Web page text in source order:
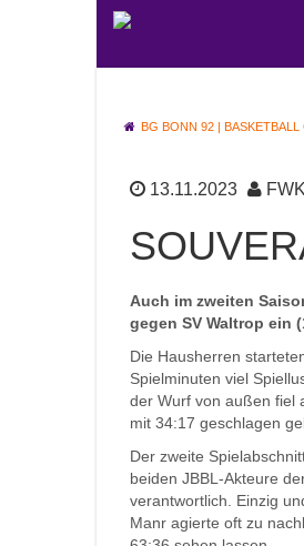
BG BONN 92 |
13.11.2023 FWK
Auch im zweiten
gegen SV Waltrop ein
Die Hausherren
Spielminuten viel
der Wurf von außen fiel
mit 34:17 geschlagen
Der zweite
beiden JBBL-Akteure
verantwortlich. Einzig
Manr agierte oft zu